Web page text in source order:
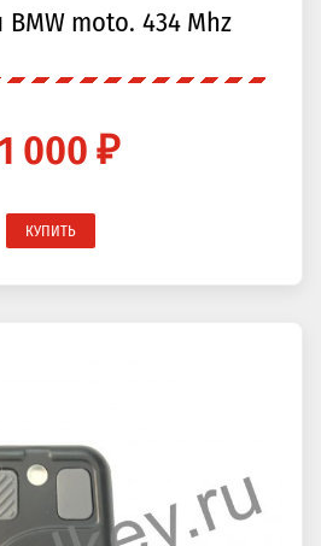
moto. 434 Mhz
000 ₽
КУПИТЬ